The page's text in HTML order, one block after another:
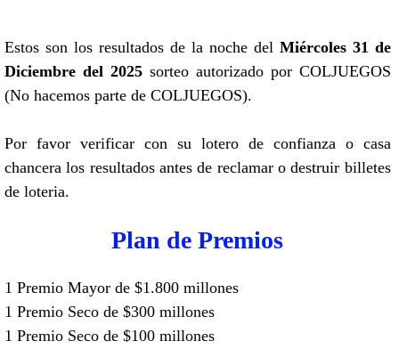
Estos son los resultados de la noche del Miércoles 31 de
Diciembre del 2025sorteo autorizado por COLJUEGOS
(No hacemos parte de COLJUEGOS).
Por favor verificar con su lotero de confianza o casa
chancera los resultados antes de reclamar o destruir billetes
de loteria.
Plan de Premios
1 Premio Mayor de $1.800 millones
1 Premio Seco de $300 millones
1 Premio Seco de $100 millones